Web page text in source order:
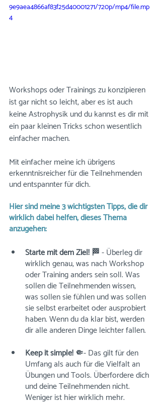
9e9aea4866af83f25d40001271/720p/mp4/file.mp
4
Workshops oder Trainings zu konzipieren
ist gar nicht so leicht, aber es ist auch
keine Astrophysik und du kannst es dir mit
ein paar kleinen Tricks schon wesentlich
einfacher machen.
Mit einfacher meine ich übrigens
erkenntnisreicher für die Teilnehmenden
und entspannter für dich.
Hier sind meine 3 wichtigsten Tipps, die dir
wirklich dabei helfen, dieses Thema
anzugehen:
Starte mit dem Ziel! 🏁 - Überleg dir
wirklich genau, was nach Workshop
oder Training anders sein soll. Was
sollen die Teilnehmenden wissen,
was sollen sie fühlen und was sollen
sie selbst erarbeitet oder ausprobiert
haben. Wenn du da klar bist, werden
dir alle anderen Dinge leichter fallen.
Keep it simple! 🤏- Das gilt für den
Umfang als auch für die Vielfalt an
Übungen und Tools. Überfordere dich
und deine Teilnehmenden nicht.
Weniger ist hier wirklich mehr.